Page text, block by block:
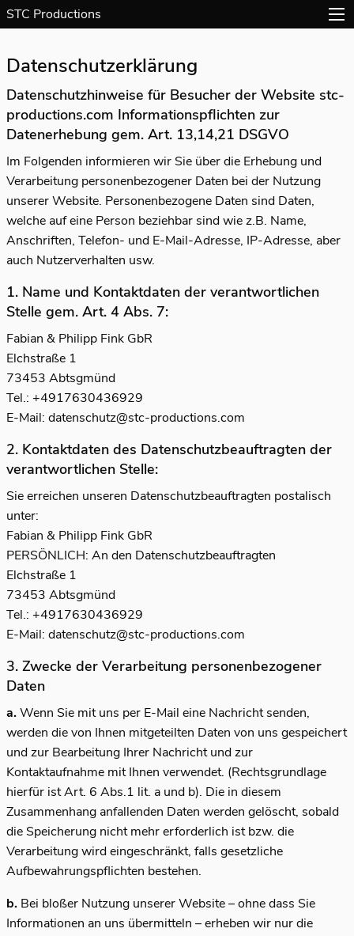
STC Productions
Datenschutzerklärung
Datenschutzhinweise für Besucher der Website stc-
productions.com Informationspflichten zur
Datenerhebung gem. Art. 13,14,21 DSGVO
Im Folgenden informieren wir Sie über die Erhebung und
Verarbeitung personenbezogener Daten bei der Nutzung
unserer Website. Personenbezogene Daten sind Daten,
welche auf eine Person beziehbar sind wie z.B. Name,
Anschriften, Telefon- und E-Mail-Adresse, IP-Adresse, aber
auch Nutzerverhalten usw.
1. Name und Kontaktdaten der verantwortlichen
Stelle gem. Art. 4 Abs. 7:
Fabian & Philipp Fink GbR
Elchstraße 1
73453 Abtsgmünd
Tel.: +4917630436929
E-Mail: datenschutz@stc-productions.com
2. Kontaktdaten des Datenschutzbeauftragten der
verantwortlichen Stelle:
Sie erreichen unseren Datenschutzbeauftragten postalisch
unter:
Fabian & Philipp Fink GbR
PERSÖNLICH: An den Datenschutzbeauftragten
Elchstraße 1
73453 Abtsgmünd
Tel.: +4917630436929
E-Mail: datenschutz@stc-productions.com
3. Zwecke der Verarbeitung personenbezogener
Daten
a. Wenn Sie mit uns per E-Mail eine Nachricht senden,
werden die von Ihnen mitgeteilten Daten von uns gespeichert
und zur Bearbeitung Ihrer Nachricht und zur
Kontaktaufnahme mit Ihnen verwendet. (Rechtsgrundlage
hierfür ist Art. 6 Abs.1 lit. a und b). Die in diesem
Zusammenhang anfallenden Daten werden gelöscht, sobald
die Speicherung nicht mehr erforderlich ist bzw. die
Verarbeitung wird eingeschränkt, falls gesetzliche
Aufbewahrungspflichten bestehen.
b. Bei bloßer Nutzung unserer Website – ohne dass Sie
Informationen an uns übermitteln – erheben wir nur die